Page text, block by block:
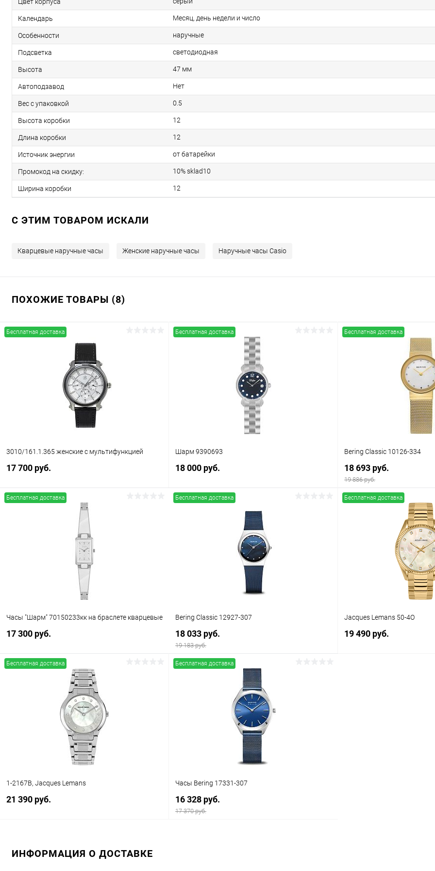
Цвет корпуса
Календарь Месяц, день недели и число
Особенности наручные
Подсветка светодиодная
Высота 47 мм
Автоподзавод Нет
Вес с упаковкой 0.5
Высота коробки 12
Длина коробки 12
Источник энергии от батарейки
Промокод на скидку: 10% sklad10
Ширина коробки 12
C ЭТИМ ТОВАРОМ ИСКАЛИ
Кварцевые наручные часы Женские наручные часы Наручные часы Casio
ПОХОЖИЕ ТОВАРЫ (8)
Бесплатная доставка
3010/161.1.365 женские с мультифункцией
17 700 руб.
В корзину
Бесплатная доставка
Шарм 9390693
18 000 руб.
Бесплатная доставка
Bering Classic 10126-334
18 693 руб.
19 886 руб.
В
Бесплатная доставка
Часы "Шарм" 70150233кк на браслете кварцевые
17 300 руб.
В корзину
В наличии
Бесплатная доставка
Bering Classic 12927-307
18 033 руб.
19 183 руб.
В корзину
В наличии
Бесплатная доставка
Jacques Lemans 50-4O
19 490 руб.
Бесплатная доставка
1-2167B, Jacques Lemans
21 390 руб.
Бесплатная доставка
Часы Bering 17331-307
16 328 руб.
17 370 руб.
ИНФОРМАЦИЯ О ДОСТАВКЕ